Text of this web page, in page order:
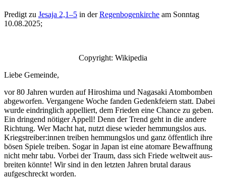
Predigt zu Jesa­ja 2,1–5 in derRegen­bo­genkirche am Son­ntag
10.08.2025;
Copy­right: Wikipedia
Liebe Gemeinde,
vor 80 Jahren wur­den auf Hiroshi­ma und Nagasa­ki Atom­bomben
abge­wor­fen. Ver­gan­gene Woche fan­den Gedenk­feiern statt. Dabei
wurde ein­dringlich appel­liert, dem Frieden eine Chance zu geben.
Ein drin­gend nötiger Appell! Denn der Trend geht in die andere
Rich­tung. Wer Macht hat, nutzt diese wieder hem­mungs­los aus.
Kriegstreiber:innen treiben hem­mungs­los und ganz öffentlich ihre
bösen Spiele treiben. Sog­ar in Japan ist eine atom­are Bewaffnung
nicht mehr tabu. Vor­bei der Traum, dass sich Friede weltweit aus­
bre­it­en kön­nte! Wir sind in den let­zten Jahren bru­tal daraus
aufgeschreckt worden.